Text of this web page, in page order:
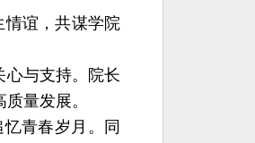
情谊，共谋学院
心与支持。院长
量发展。
青春岁月。同